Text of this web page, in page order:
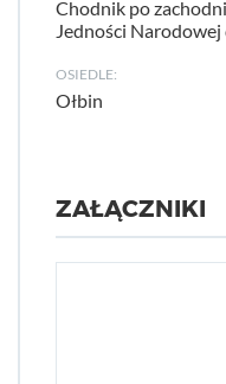
Chodnik po
Jedności
OSIEDLE:
Ołbin
ZAŁĄCZNIKI